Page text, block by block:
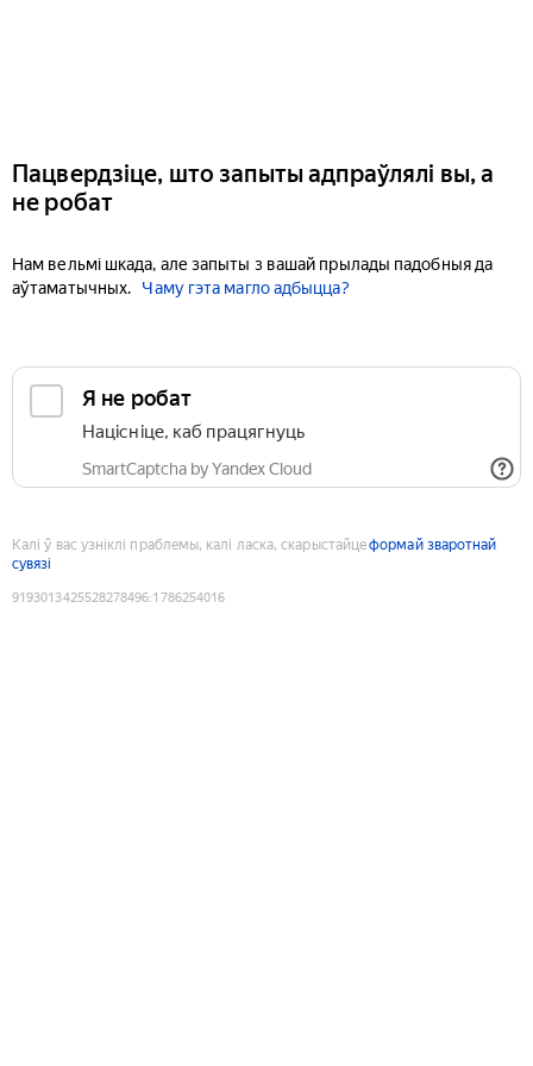
Пацвердзіце, што запыты адпраўлялі вы, а
не робат
Нам вельмі шкада, але запыты з вашай прылады падобныя да
аўтаматычных.
Чаму гэта магло адбыцца?
Я не робат
Націсніце, каб працягнуць
SmartCaptcha by Yandex Cloud
Калі ў вас узніклі праблемы, калі ласка, скарыстайцеформай зваротнай
сувязі
9193013425528278496:1786254016